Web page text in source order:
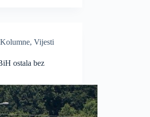
Kolumne,Vijesti
ostala bez